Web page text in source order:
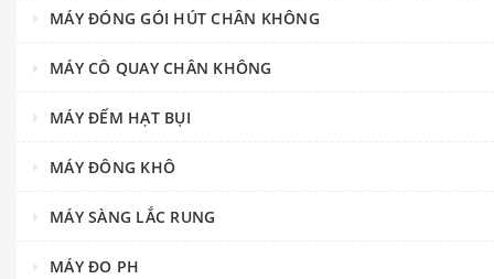
MÁY ĐÓNG GÓI HÚT CHÂN KHÔNG
MÁY CÔ QUAY CHÂN KHÔNG
MÁY ĐẾM HẠT BỤI
MÁY ĐÔNG KHÔ
MÁY SÀNG LẮC RUNG
MÁY ĐO PH